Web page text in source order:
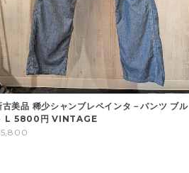
古美品 稀少シャンブレペインタ－パンツ ブル
L 5800円 VINTAGE